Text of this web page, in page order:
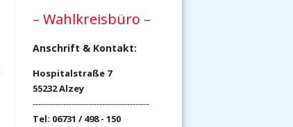
– Wahlkreisbüro –
Anschrift & Kontakt:
Hospitalstraße 7
55232 Alzey
------------------------------------------
Tel: 06731 / 498 - 150